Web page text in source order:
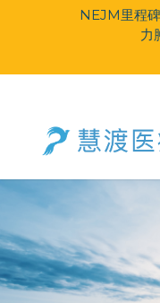
NEJM里程
力